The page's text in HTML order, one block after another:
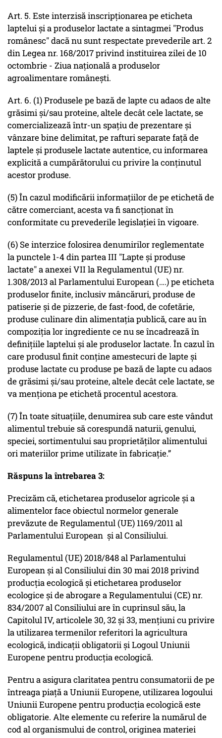
Art. 5. Este interzisă inscripţionarea pe eticheta
laptelui şi a produselor lactate a sintagmei "Produs
românesc" dacă nu sunt respectate prevederile art. 2
din Legea nr. 168/2017 privind instituirea zilei de 10
octombrie - Ziua naţională a produselor
agroalimentare româneşti.
Art. 6. (1) Produsele pe bază de lapte cu adaos de alte
grăsimi şi/sau proteine, altele decât cele lactate, se
comercializează într-un spaţiu de prezentare şi
vânzare bine delimitat, pe rafturi separate faţă de
laptele şi produsele lactate autentice, cu informarea
explicită a cumpărătorului cu privire la conţinutul
acestor produse.
(5) În cazul modificării informaţiilor de pe etichetă de
către comerciant, acesta va fi sancţionat în
conformitate cu prevederile legislaţiei în vigoare.
(6) Se interzice folosirea denumirilor reglementate
la punctele 1-4 din partea III "Lapte şi produse
lactate" a anexei VII la Regulamentul (UE) nr.
1.308/2013 al Parlamentului European (….) pe eticheta
produselor finite, inclusiv mâncăruri, produse de
patiserie şi de pizzerie, de fast-food, de cofetărie,
produse culinare din alimentaţia publică, care au în
compoziţia lor ingrediente ce nu se încadrează în
definiţiile laptelui şi ale produselor lactate. În cazul în
care produsul finit conţine amestecuri de lapte şi
produse lactate cu produse pe bază de lapte cu adaos
de grăsimi şi/sau proteine, altele decât cele lactate, se
va menţiona pe etichetă procentul acestora.
(7) În toate situaţiile, denumirea sub care este vândut
alimentul trebuie să corespundă naturii, genului,
speciei, sortimentului sau proprietăţilor alimentului
ori materiilor prime utilizate în fabricaţie.”
Răspuns la întrebarea 3:
Precizăm că, etichetarea produselor agricole și a
alimentelor face obiectul normelor generale
prevăzute de Regulamentul (UE) 1169/2011 al
Parlamentului European și al Consiliului.
Regulamentul (UE) 2018/848 al Parlamentului
European și al Consiliului din 30 mai 2018 privind
producția ecologică și etichetarea produselor
ecologice și de abrogare a Regulamentului (CE) nr.
834/2007 al Consiliului are în cuprinsul său, la
Capitolul IV, articolele 30, 32 și 33, mențiuni cu privire
la utilizarea termenilor referitori la agricultura
ecologică, indicații obligatorii și Logoul Uniunii
Europene pentru producția ecologică.
Pentru a asigura claritatea pentru consumatorii de pe
întreaga piață a Uniunii Europene, utilizarea logoului
Uniunii Europene pentru producția ecologică este
obligatorie. Alte elemente cu referire la numărul de
cod al organismului de control, originea materiei